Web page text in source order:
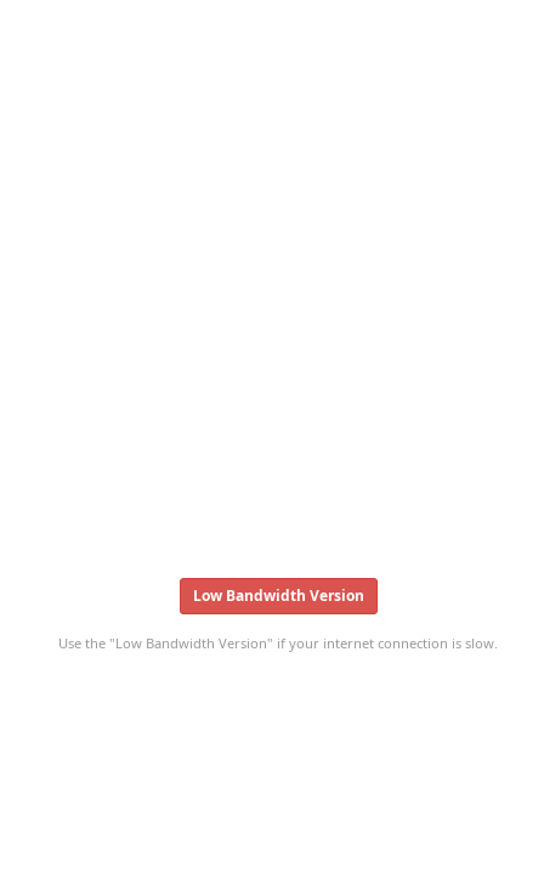
Low Bandwidth Version
Use the "Low Bandwidth Version" if your internet connection is slow.